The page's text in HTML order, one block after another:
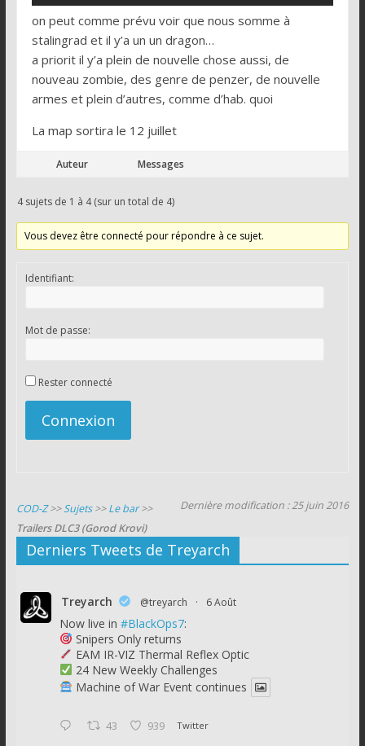
on peut comme prévu voir que nous somme à
stalingrad et il y’a un un dragon…
a priorit il y’a plein de nouvelle chose aussi, de
nouveau zombie, des genre de penzer, de nouvelle
armes et plein d’autres, comme d’hab. quoi
La map sortira le 12 juillet
Auteur Messages
4 sujets de 1 à 4 (sur un total de 4)
Vous devez être connecté pour répondre à ce sujet.
Identifiant:
Mot de passe:
Rester connecté
Connexion
Dernière modification : 25 juin 2016
COD-Z>>Sujets>>Le bar>>
Trailers DLC3 (Gorod Krovi)
Derniers Tweets de Treyarch
Treyarch @treyarch · 6 Août
Now live in #BlackOps7:
Snipers Only returns
EAM IR-VIZ Thermal Reflex Optic
24 New Weekly Challenges
Machine of War Event continues
43 939 Twitter